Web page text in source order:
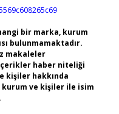
bir marka, kurum
bulunmamaktadır.
makaleler
haber niteliği
kişiler hakkında
kurum ve kişiler ile isim